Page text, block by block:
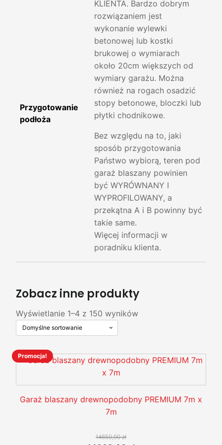
Przygotowanie
podłoża
KLIENTA. Bardzo dobrym
rozwiązaniem jest
wykonanie wylewki
betonowej lub kostki
brukowej o wymiarach
około 20cm większych od
wymiary garażu. Można
również na rogach osadzić
stopy betonowe, bloczki lub
płytki chodnikowe.
Bez względu na to, jaki
sposób przygotowania
Państwo wybiorą, teren pod
garaż blaszany powinien
być WYRÓWNANY I
WYPROFILOWANY, a
przekątna A i B powinny być
takie same.
Więcej informacji w
poradniku klienta.
Zobacz inne produkty
Wyświetlanie 1–4 z 150 wyników
Promocja!
Garaż blaszany drewnopodobny PREMIUM 7m x
7m
14650,00zł
Ten
ma
wiele